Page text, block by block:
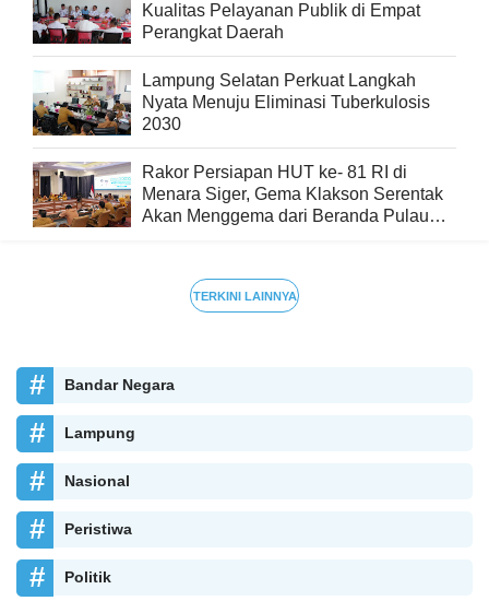
Kualitas Pelayanan Publik di Empat
Perangkat Daerah
Lampung Selatan Perkuat Langkah
Nyata Menuju Eliminasi Tuberkulosis
2030
Rakor Persiapan HUT ke- 81 RI di
Menara Siger, Gema Klakson Serentak
Akan Menggema dari Beranda Pulau
TERKINI LAINNYA
Bandar Negara
Lampung
Nasional
Peristiwa
Politik